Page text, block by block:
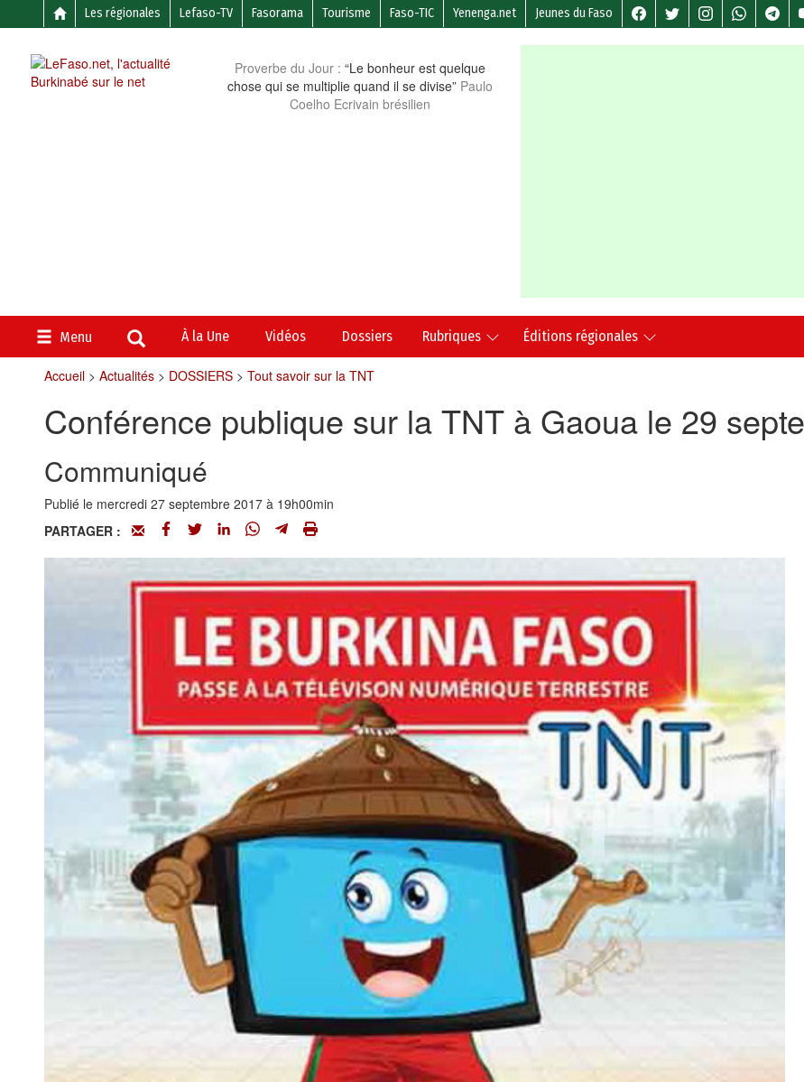
Les régionales Lefaso-TV Fasorama Tourisme Faso-TIC Yenenga.net Jeunes du Faso
Proverbe du Jour : “Le bonheur est quelque
chose qui se multiplie quand il se divise” Paulo
Coelho Ecrivain brésilien
Menu À la Une Vidéos Dossiers Rubriques Éditions régionales
Accueil> Actualités> DOSSIERS> Tout savoir sur la TNT
Conférence publique sur la TNT à Gaoua le 29
Communiqué
Publié le mercredi 27 septembre 2017 à 19h00min
PARTAGER :